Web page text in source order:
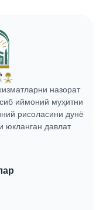
назорат
иймоний муҳитни
рисоласини дунё
юкланган давлат